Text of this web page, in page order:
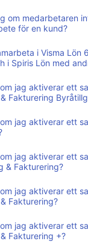
om medarbetaren
för en kund?
i Visma Lön
i Spiris Lön med
jag aktiverar ett
Fakturering
jag aktiverar ett
jag aktiverar ett
& Fakturering?
jag aktiverar ett
Fakturering?
jag aktiverar ett
Fakturering +?